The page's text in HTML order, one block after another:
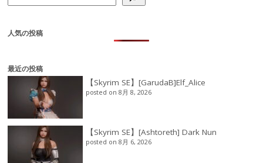
人気の投稿
最近の投稿
【Skyrim SE】[GarudaB]Elf_Alice
posted on 8月 8, 2026
【Skyrim SE】[Ashtoreth] Dark Nun
posted on 8月 6, 2026